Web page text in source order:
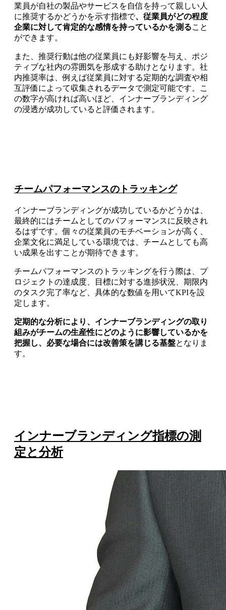
業員が自社の製品やサービスを自信を持って親しい人
に推奨するかどうかを示す指標で、従業員がどの程度
企業に対して肯定的な感情を持っているかを測ること
ができます。
また、推奨行動は他の従業員にも好影響を与え、ポジ
ティブな社内の雰囲気を形成する助けとなります。社
内推奨率は、例えば従業員に対する定期的な調査や相
互評価によって収集されるデータで測定可能です。こ
の数字が高ければ高いほど、インナーブランディング
の浸透が成功していると評価されます。
チームパフォーマンスのトラッキング
インナーブランディングが成功しているかどうかは、
最終的にはチームとしてのパフォーマンスに反映され
るはずです。個々の従業員のモチベーションが高く、
企業文化に満足している環境では、チームとしても高
い成果を出すことが期待できます。
チームパフォーマンスのトラッキングを行う際は、プ
ロジェクトの達成度、目標に対する進捗状況、期限内
のタスク完了率など、具体的な数値を用いてKPIを設
定します。
定期的な分析により、インナーブランディングの取り
組みがチームの生産性にどのように影響しているかを
把握し、必要な場合には改善策を講じる基盤となりま
す。
インナーブランディング指標の測
定と分析